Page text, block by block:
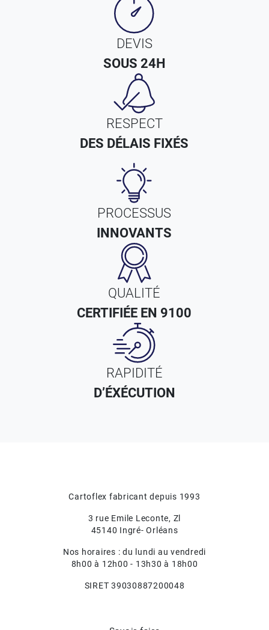
DEVIS
SOUS 24H
RESPECT
DES DÉLAIS FIXÉS
PROCESSUS
INNOVANTS
QUALITÉ
CERTIFIÉE EN 9100
RAPIDITÉ
D’ÉXÉCUTION
Cartoflex fabricant depuis 1993
3 rue Emile Leconte, Zl
45140 Ingré- Orléans
Nos horaires : du lundi au vendredi
8h00 à 12h00 - 13h30 à 18h00
SIRET 39030887200048